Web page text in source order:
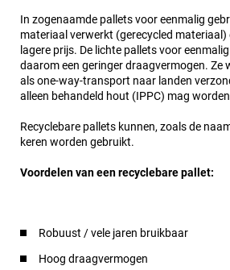
In zogenaamde pallets voor eenmalig
materiaal verwerkt (gerecycled materiaal)
lagere prijs. De lichte pallets voor
daarom een geringer draagvermogen. Ze
als one-way-transport naar landen
alleen behandeld hout (IPPC) mag
Recyclebare pallets kunnen, zoals de
keren worden gebruikt.
Voordelen van een recyclebare pallet:
Robuust / vele jaren bruikbaar
Hoog draagvermogen